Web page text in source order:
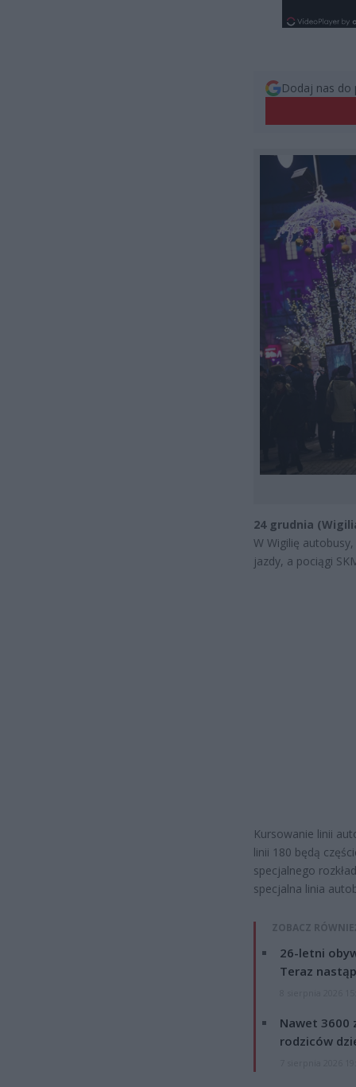
Dodaj nas do
24 grudnia
W Wigilię
jazdy, a pociągi
Kursowanie linii
linii 180 będą
specjalnego
specjalna linia
ZOBACZ
26-letni
Teraz
Nawet 3600
rodziców